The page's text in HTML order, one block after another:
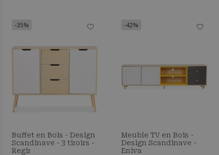
-35%
Buffet en Bois - Design
Scandinave - 3 tiroirs -
Regir
-42%
Meuble TV en Bois -
Design Scandinave -
Eniva